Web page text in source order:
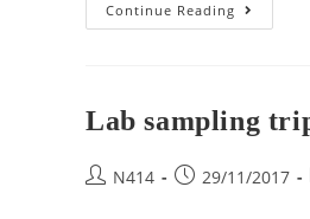
Continue Reading
Lab sampling
N414 29/11/2017